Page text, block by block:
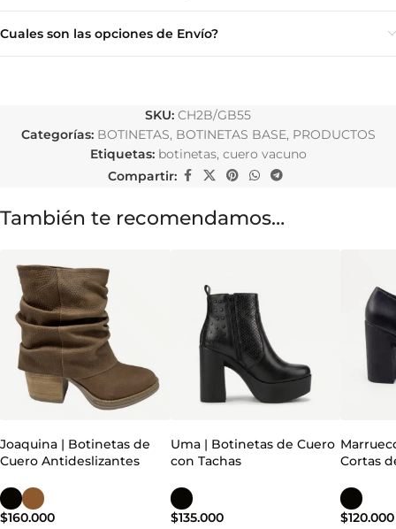
Cuales son las opciones de Envío?
SKU: CH2B/GB55
Categorías: BOTINETAS, BOTINETAS BASE, PRODUCTOS
Etiquetas: botinetas, cuero vacuno
Compartir:
También te recomendamos…
Joaquina | Botinetas de
Cuero Antideslizantes
$160.000
Uma | Botinetas de Cuero
con Tachas
$135.000
Cortas
$120.000